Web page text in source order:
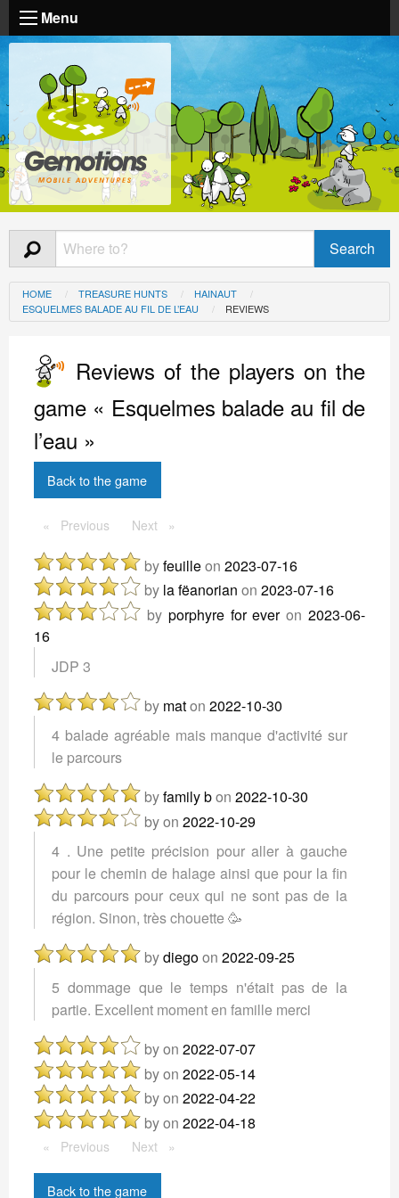
Menu
HOME TREASURE HUNTS
HAINAUT
ESQUELMES BALADE AU FIL DE L’EAU
REVIEWS
Reviews of the players on the
game « Esquelmes balade au fil de
l’eau »
Back to the game
Previous Previous
Next Next
byfeuilleon 2023-07-16
by la fëanorian on 2023-07-16
by porphyre for everon2023-06-
16
JDP 3
by maton 2022-10-30
4 balade agréable mais manque d'activité sur
le parcours
byfamily bon 2022-10-30
byon 2022-10-29
4 . Une petite précision pour aller à gauche
pour le chemin de halage ainsi que pour la fin
du parcours pour ceux qui ne sont pas de la
région. Sinon, très chouette 🥳
bydiegoon 2022-09-25
5 dommage que le temps n'était pas de la
partie. Excellent moment en famille merci
byon 2022-07-07
byon 2022-05-14
byon 2022-04-22
byon 2022-04-18
Previous Previous
Next Next
Back to the game